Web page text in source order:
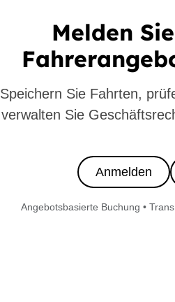
Melden
Speichern Sie Fahrten,
verwalten Sie
Anmelden
Angebotsbasierte Buchung •